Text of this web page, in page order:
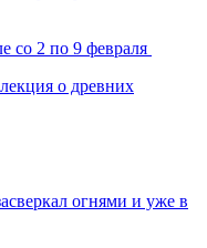
со 2 по 9 февраля
о древних
огнями и уже в